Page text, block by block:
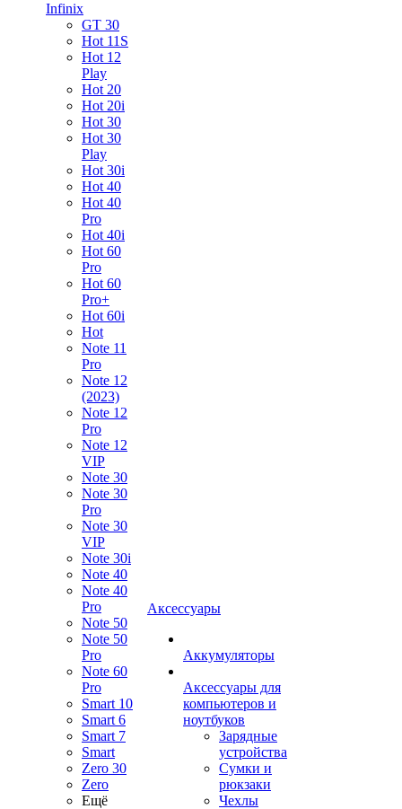
Infinix
GT 30
Hot 11S
Hot 12
Play
Hot 20
Hot 20i
Hot 30
Hot 30
Play
Hot 30i
Hot 40
Hot 40
Pro
Hot 40i
Hot 60
Pro
Hot 60
Pro+
Hot 60i
Hot
Note 11
Pro
Note 12
(2023)
Note 12
Pro
Note 12
VIP
Note 30
Note 30
Pro
Note 30
VIP
Note 30i
Note 40
Note 40
Pro
Note 50
Note 50
Pro
Note 60
Pro
Smart 10
Smart 6
Smart 7
Smart
Zero 30
Zero
Ещё
Аксессуары
Аккумуляторы
Аксессуары для
компьютеров и
ноутбуков
Зарядные
устройства
Сумки и
рюкзаки
Чехлы